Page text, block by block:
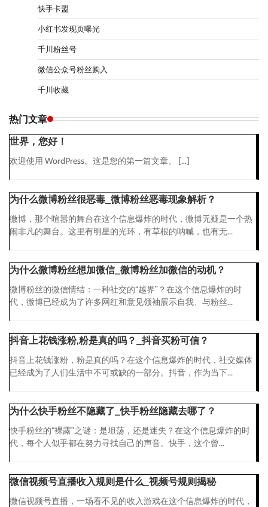
快手卡盟
小红书发现页曝光
千川粉丝号
微信公众号粉丝购入
千川收藏
热门文章
世界，您好！
欢迎使用 WordPress。这是您的第一篇文章。 […]
为什么微博粉丝很恶毒_微博粉丝恶毒现象解析？
微博，那个喧嚣的舞台在这个信息爆炸的时代，微博无疑是一个热
闹非凡的舞台。这里有明星的光环，有草根的呐喊，也有无...
为什么微博粉丝想加微信_微博粉丝加微信的动机？
微博粉丝的微信情结：一种社交的“越界”？在这个信息爆炸的时
代，微博已经成为了许多网红和意见领袖展示自我、与粉丝...
抖音上花钱涨粉,粉是真的吗？_抖音买粉可信？
抖音上花钱涨粉，粉是真的吗？在这个信息爆炸的时代，社交媒体
已经成为了人们生活中不可或缺的一部分。抖音，作为当下...
为什么快手粉丝不隐藏了_快手粉丝隐藏去哪了？
快手粉丝的“裸露”之谜：是坦荡，还是迷失？在这个信息爆炸的时
代，每个人似乎都在努力寻找自己的声音。快手，这个曾...
微信视频号直播收入规则是什么_视频号规则揭秘
微信视频号直播，一场看不见的收入游戏在这个信息爆炸的时代，